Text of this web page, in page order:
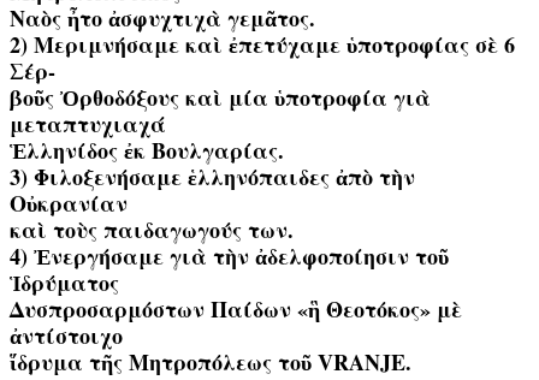
Ναὸς ἦτο ἀσφυχτιχὰ γεμᾶτος.
2) Μεριμνήσαμε καὶ ἐπετύχαμε ὑποτροφίας σὲ 6
Σέρ-
βοῦς Ὀρθοδόξους καὶ μία ὑποτροφία γιὰ
μεταπτυχιαχά
Ἑλληνίδος ἐκ Βουλγαρίας.
3) Φιλοξενήσαμε ἑλληνόπαιδες ἀπὸ τὴν
Οὐκρανίαν
καὶ τοὺς παιδαγωγούς των.
4) Ἐνεργήσαμε γιὰ τὴν ἀδελφοποίησιν τοῦ
Ἱδρύματος
Δυσπροσαρμόστων Παίδων «ἣ Θεοτόκος» μὲ
ἀντίστοιχο
ἵδρυμα τῆς Μητροπόλεως τοῦ VRANJE.